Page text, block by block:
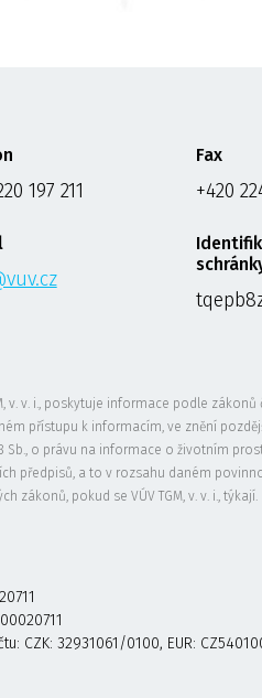
197 211
Fax
+420
v. v. i., poskytuje informace podle zákonů
přístupu k informacím, ve znění
Sb., o právu na informace o životním
předpisů, a to v rozsahu daném
zákonů, pokud se VÚV TGM, v. v. i., týkají.
CZK: 32931061/0100, EUR: